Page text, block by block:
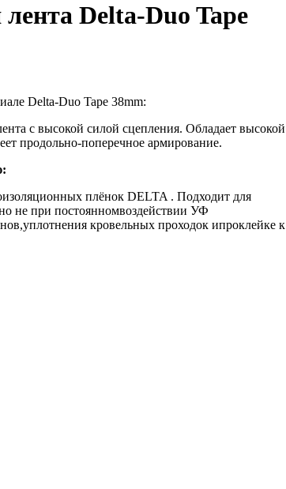
Delta-Duo Tape
Delta-Duo Tape 38mm:
с высокой силой сцепления. Обладает высокой
продольно-поперечное армирование.
плёнок DELTA . Подходит для
не при постоянномвоздействии УФ
кровельных проходок ипроклейке к